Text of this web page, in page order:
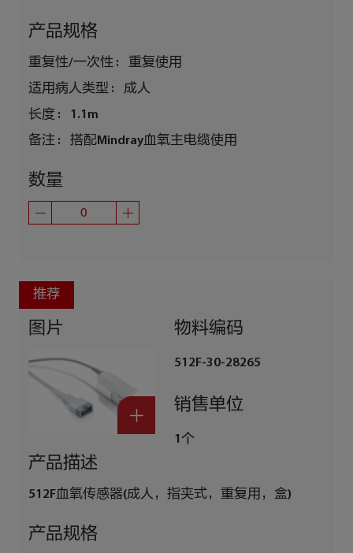
产品规格
重复性/一次性 :
重复使用
适用病人类型 :
成人
长度 :
1.1m
备注 :
搭配Mindray血氧主电缆使用
数量
推荐
图片 物料编码
512F-30-28265
销售单位
1个
产品描述
512F血氧传感器(成人，指夹式，重复用，盒)
产品规格